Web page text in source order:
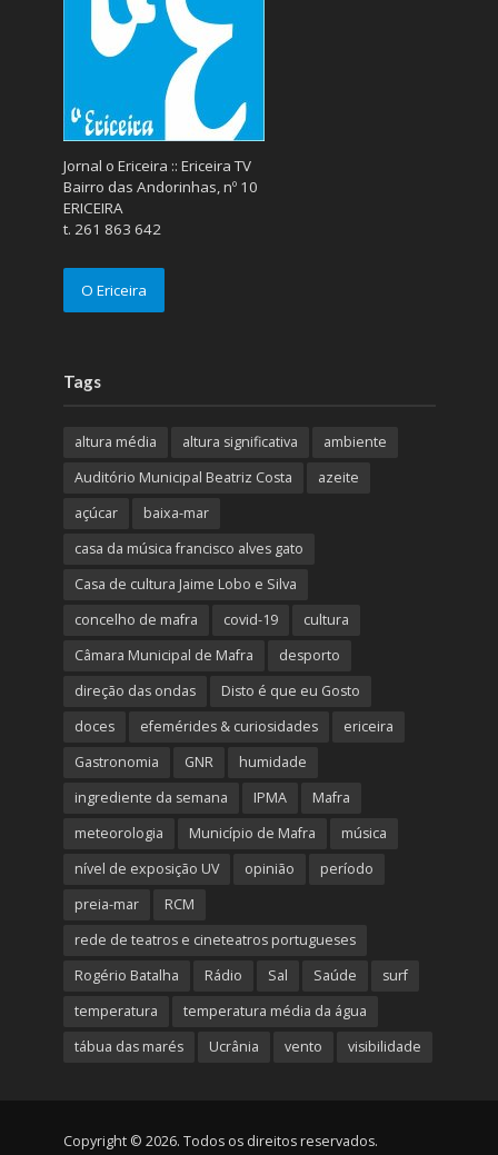
Jornal o Ericeira :: Ericeira TV
Bairro das Andorinhas, nº 10
ERICEIRA
t. 261 863 642
O Ericeira
Tags
altura média altura significativa
ambiente
Auditório Municipal Beatriz Costa
azeite
açúcar
baixa-mar
casa da música francisco alves gato
Casa de cultura Jaime Lobo e Silva
concelho de mafra
covid-19
cultura
Câmara Municipal de Mafra
desporto
direção das ondas
Disto é que eu Gosto
doces
efemérides & curiosidades
ericeira
Gastronomia
GNR
humidade
ingrediente da semana
IPMA
Mafra
meteorologia
Município de Mafra
música
nível de exposição UV
opinião
período
preia-mar
RCM
rede de teatros e cineteatros portugueses
Rogério Batalha
Rádio Sal Saúde
surf
temperatura
temperatura média da água
tábua das marés
Ucrânia vento visibilidade
Copyright © 2026. Todos os direitos reservados.